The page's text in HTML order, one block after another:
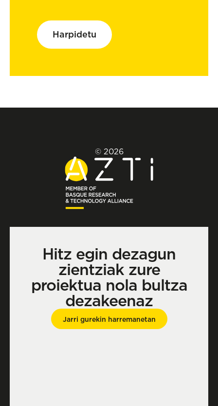
Harpidetu
© 2026
Hitz egin dezagun
zientziak zure
proiektua nola bultza
dezakeenaz
Jarri gurekin harremanetan